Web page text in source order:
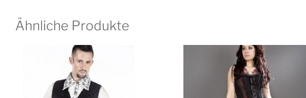
Ähnliche Produkte